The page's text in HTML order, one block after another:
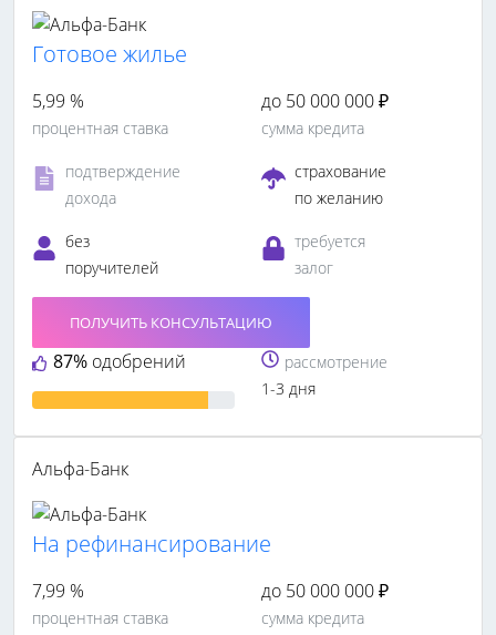
Готовое жилье
5,99 %
процентная ставка
до 50 000 000 ₽
сумма кредита
подтверждение
дохода
страхование
по желанию
без
поручителей
требуется
залог
87% одобрений
ПОЛУЧИТЬ КОНСУЛЬТАЦИЮ
рассмотрение
1-3 дня
Альфа-Банк
На рефинансирование
7,99 %
процентная ставка
до 50 000 000 ₽
сумма кредита